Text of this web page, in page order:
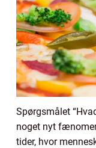
Spørgsmålet
noget nyt
tider, hvor